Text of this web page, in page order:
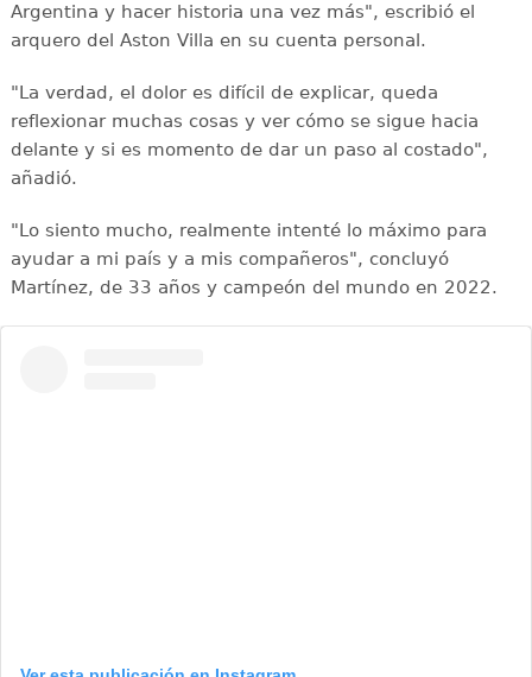
Argentina y hacer historia una vez más", escribió el
arquero del Aston Villa en su cuenta personal.
"La verdad, el dolor es difícil de explicar, queda
reflexionar muchas cosas y ver cómo se sigue hacia
delante y si es momento de dar un paso al costado",
añadió.
"Lo siento mucho, realmente intenté lo máximo para
ayudar a mi país y a mis compañeros", concluyó
Martínez, de 33 años y campeón del mundo en 2022.